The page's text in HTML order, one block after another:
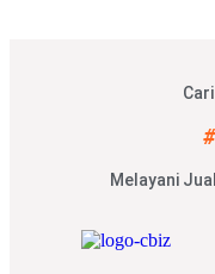
Melayani